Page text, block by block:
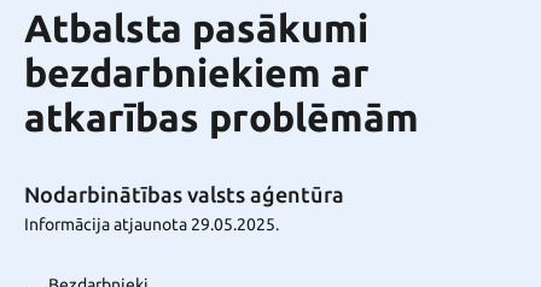
Atbalsta pasākumi
bezdarbniekiem ar
atkarības problēmām
Nodarbinātības valsts aģentūra
Informācija atjaunota 29.05.2025.